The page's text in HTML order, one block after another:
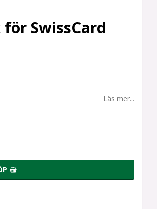
SwissCard
Läs mer...